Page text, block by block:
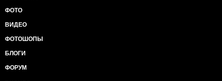
ФОТО
ВИДЕО
ФОТОШОПЫ
БЛОГИ
ФОРУМ